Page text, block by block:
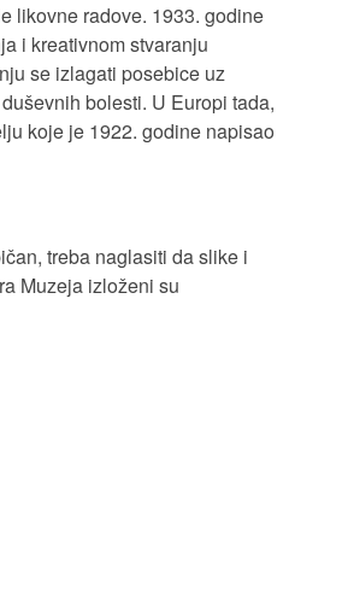
likovne radove. 1933. godine
i kreativnom stvaranju
se izlagati posebice uz
bolesti. U Europi tada,
koje je 1922. godine napisao
treba naglasiti da slike i
Muzeja izloženi su